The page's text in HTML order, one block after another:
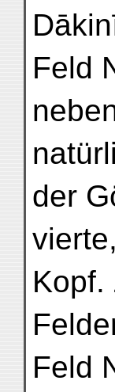
Feld
der
Kopf.
Feld